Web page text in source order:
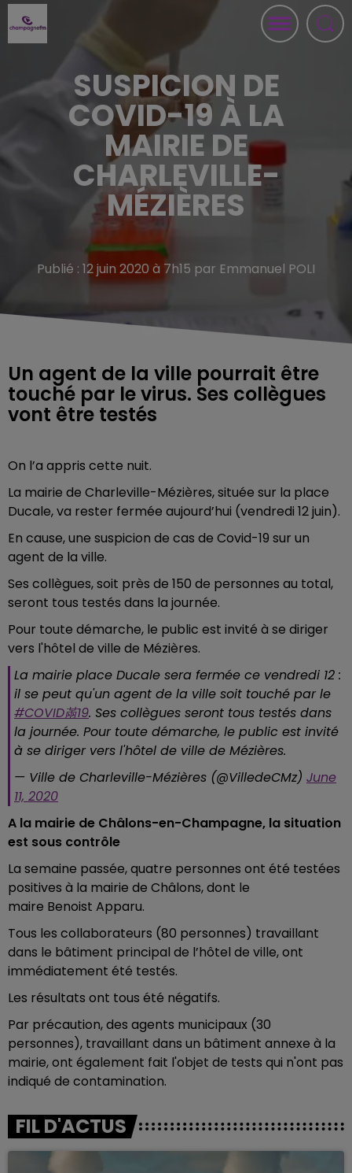
SUSPICION DE
COVID-19 À LA
MAIRIE DE
CHARLEVILLE-
MÉZIÈRES
Publié : 12 juin 2020 à 7h15 par Emmanuel POLI
Un agent de la ville pourrait être
touché par le virus. Ses collègues
vont être testés
On l’a appris cette nuit.
La mairie de Charleville-Mézières, située sur la place
Ducale, va rester fermée aujourd’hui (vendredi 12 juin).
En cause, une suspicion de cas de Covid-19 sur un
agent de la ville.
Ses collègues, soit près de 150 de personnes au total,
seront tous testés dans la journée.
Pour toute démarche, le public est invité à se diriger
vers l'hôtel de ville de Mézières.
La mairie place Ducale sera fermée ce vendredi 12 :
il se peut qu'un agent de la ville soit touché par le
#COVID㒼19. Ses collègues seront tous testés dans
la journée. Pour toute démarche, le public est invité
à se diriger vers l'hôtel de ville de Mézières.
— Ville de Charleville-Mézières (@VilledeCMz) June
11, 2020
A la mairie de Châlons-en-Champagne, la situation
est sous contrôle
La semaine passée, quatre personnes ont été testées
positives à la mairie de Châlons, dont le
maire Benoist Apparu.
Tous les collaborateurs (80 personnes) travaillant
dans le bâtiment principal de l’hôtel de ville, ont
immédiatement été testés.
Les résultats ont tous été négatifs.
Par précaution, des agents municipaux (30
personnes), travaillant dans un bâtiment annexe à la
mairie, ont également fait l'objet de tests qui n'ont pas
indiqué de contamination.
FIL D'ACTUS